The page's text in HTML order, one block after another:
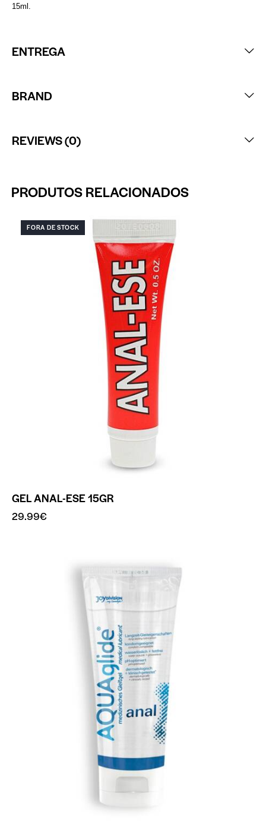
15ml.
ENTREGA
BRAND
REVIEWS (0)
PRODUTOS RELACIONADOS
FORA DE STOCK
GEL ANAL-ESE 15GR
29.99€